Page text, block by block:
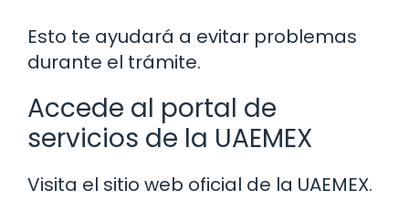
Esto te ayudará a evitar problemas
durante el trámite.
Accede al portal de
servicios de la UAEMEX
Visita el sitio web oficial de la UAEMEX.